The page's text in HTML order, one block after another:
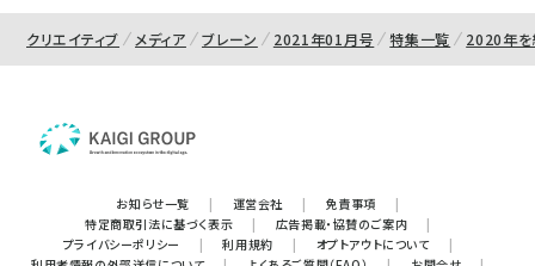
クリエイティブ メディア ブレーン 2021年01月号 特集一覧 2020年を
お知らせ一覧 | 運営会社 | 免責事項
|
特定商取引法に基づく表示
| 広告掲載・協賛のご案内
|
プライバシーポリシー
| 利用規約 | オプトアウトについて
|